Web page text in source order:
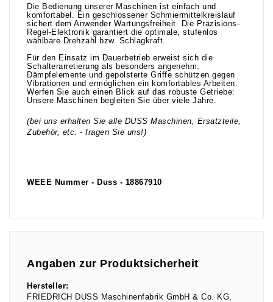
Die Bedienung unserer Maschinen ist einfach und
komfortabel. Ein geschlossener Schmiermittelkreislauf
sichert dem Anwender Wartungsfreiheit. Die Präzisions-
Regel-Elektronik garantiert die optimale, stufenlos
wählbare Drehzahl bzw. Schlagkraft.
Für den Einsatz im Dauerbetrieb erweist sich die
Schalterarretierung als besonders angenehm.
Dämpfelemente und gepolsterte Griffe schützen gegen
Vibrationen und ermöglichen ein komfortables Arbeiten.
Werfen Sie auch einen Blick auf das robuste Getriebe:
Unsere Maschinen begleiten Sie über viele Jahre.
(bei uns erhalten Sie alle DUSS Maschinen, Ersatzteile,
Zubehör, etc. - fragen Sie uns!)
WEEE Nummer - Duss - 18867910
Angaben zur Produktsicherheit
Hersteller:
FRIEDRICH DUSS Maschinenfabrik GmbH & Co. KG